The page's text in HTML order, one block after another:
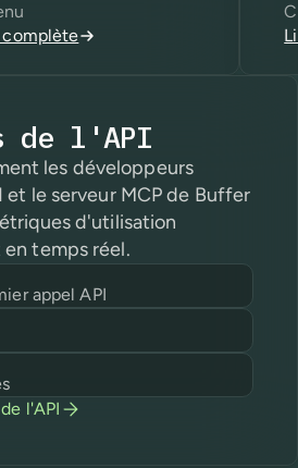
complète
de l'API
les développeurs
et le serveur MCP de Buffer
d'utilisation
temps réel.
appel API
l'API